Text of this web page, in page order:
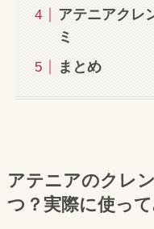
アテニアクレ
ミ
まとめ
アテニアのクレ
つ？実際に使っ